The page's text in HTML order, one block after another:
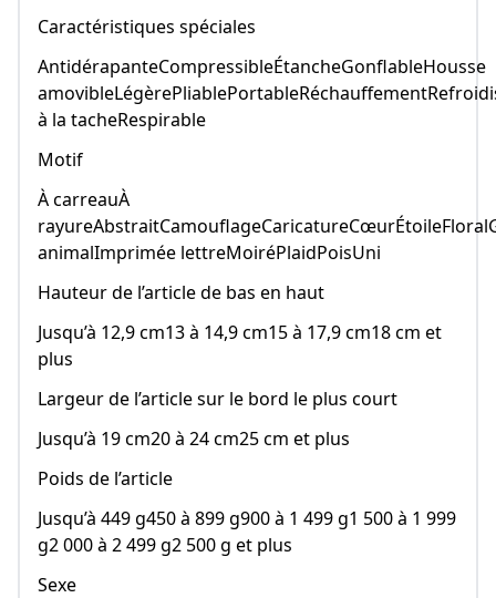
Caractéristiques spéciales
AntidérapanteCompressibleÉtancheGonflableHousse
à la tacheRespirable
Motif
À carreauÀ
animalImprimée lettreMoiréPlaidPoisUni
Hauteur de l’article de bas en haut
Jusqu’à 12,9 cm13 à 14,9 cm15 à 17,9 cm18 cm et
plus
Largeur de l’article sur le bord le plus court
Jusqu’à 19 cm20 à 24 cm25 cm et plus
Poids de l’article
Jusqu’à 449 g450 à 899 g900 à 1 499 g1 500 à 1 999
g2 000 à 2 499 g2 500 g et plus
Sexe